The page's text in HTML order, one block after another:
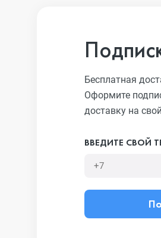
Бесплатная
Оформите
доставку на
ВВЕДИТЕ СВОЙ